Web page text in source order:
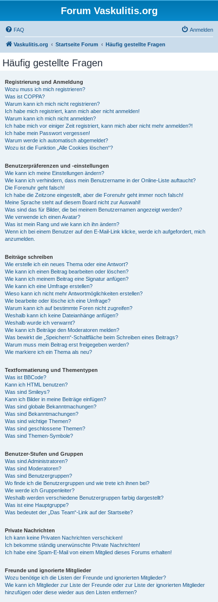
Forum Vaskulitis.org
FAQ Anmelden
Vaskulitis.org Startseite Forum Häufig gestellte Fragen
Häufig gestellte Fragen
Registrierung und Anmeldung
Wozu muss ich mich registrieren?
Was ist COPPA?
Warum kann ich mich nicht registrieren?
Ich habe mich registriert, kann mich aber nicht anmelden!
Warum kann ich mich nicht anmelden?
Ich habe mich vor einiger Zeit registriert, kann mich aber nicht mehr anmelden?!
Ich habe mein Passwort vergessen!
Warum werde ich automatisch abgemeldet?
Wozu ist die Funktion „Alle Cookies löschen“?
Benutzerpräferenzen und -einstellungen
Wie kann ich meine Einstellungen ändern?
Wie kann ich verhindern, dass mein Benutzername in der Online-Liste auftaucht?
Die Forenuhr geht falsch!
Ich habe die Zeitzone eingestellt, aber die Forenuhr geht immer noch falsch!
Meine Sprache steht auf diesem Board nicht zur Auswahl!
Was sind das für Bilder, die bei meinem Benutzernamen angezeigt werden?
Wie verwende ich einen Avatar?
Was ist mein Rang und wie kann ich ihn ändern?
Wenn ich bei einem Benutzer auf den E-Mail-Link klicke, werde ich aufgefordert, mich
anzumelden.
Beiträge schreiben
Wie erstelle ich ein neues Thema oder eine Antwort?
Wie kann ich einen Beitrag bearbeiten oder löschen?
Wie kann ich meinem Beitrag eine Signatur anfügen?
Wie kann ich eine Umfrage erstellen?
Wieso kann ich nicht mehr Antwortmöglichkeiten erstellen?
Wie bearbeite oder lösche ich eine Umfrage?
Warum kann ich auf bestimmte Foren nicht zugreifen?
Weshalb kann ich keine Dateianhänge anfügen?
Weshalb wurde ich verwarnt?
Wie kann ich Beiträge den Moderatoren melden?
Was bewirkt die „Speichern“-Schaltfläche beim Schreiben eines Beitrags?
Warum muss mein Beitrag erst freigegeben werden?
Wie markiere ich ein Thema als neu?
Textformatierung und Thementypen
Was ist BBCode?
Kann ich HTML benutzen?
Was sind Smileys?
Kann ich Bilder in meine Beiträge einfügen?
Was sind globale Bekanntmachungen?
Was sind Bekanntmachungen?
Was sind wichtige Themen?
Was sind geschlossene Themen?
Was sind Themen-Symbole?
Benutzer-Stufen und Gruppen
Was sind Administratoren?
Was sind Moderatoren?
Was sind Benutzergruppen?
Wo finde ich die Benutzergruppen und wie trete ich ihnen bei?
Wie werde ich Gruppenleiter?
Weshalb werden verschiedene Benutzergruppen farbig dargestellt?
Was ist eine Hauptgruppe?
Was bedeutet der „Das Team“-Link auf der Startseite?
Private Nachrichten
Ich kann keine Privaten Nachrichten verschicken!
Ich bekomme ständig unerwünschte Private Nachrichten!
Ich habe eine Spam-E-Mail von einem Mitglied dieses Forums erhalten!
Freunde und ignorierte Mitglieder
Wozu benötige ich die Listen der Freunde und ignorierten Mitglieder?
Wie kann ich Mitglieder zur Liste der Freunde oder zur Liste der ignorierten Mitglieder
hinzufügen oder diese wieder aus den Listen entfernen?